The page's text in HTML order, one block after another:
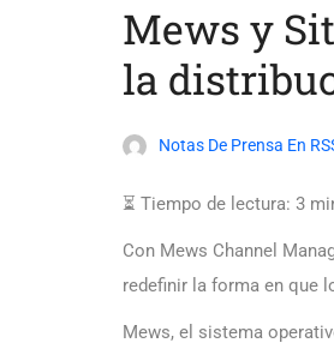
Mews y
la
Notas De Prensa En
⏳ Tiempo de lectura: 3
Con Mews Channel
redefinir la forma en que
Mews, el sistema